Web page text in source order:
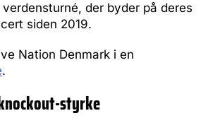
der byder på deres
siden 2019.
Nation Denmark i en
.
styrke